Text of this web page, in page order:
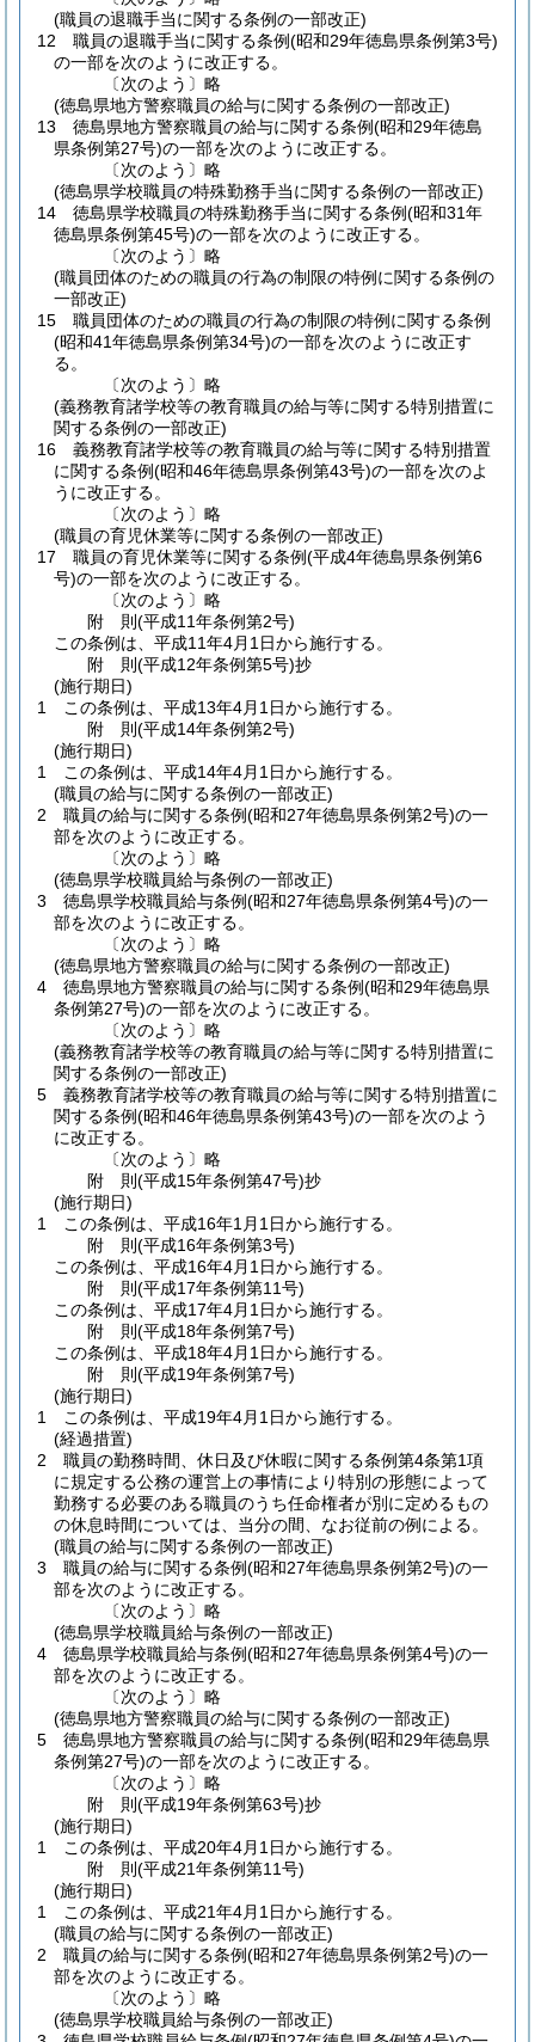
(職員の退職手当に関する条例の一部改正)
12
職員の退職手当に関する条例(昭和29年徳島県条例第3号)
の一部を次のように改正する。
〔次のよう〕略
(徳島県地方警察職員の給与に関する条例の一部改正)
13
徳島県地方警察職員の給与に関する条例(昭和29年徳島
県条例第27号)の一部を次のように改正する。
〔次のよう〕略
(徳島県学校職員の特殊勤務手当に関する条例の一部改正)
14
徳島県学校職員の特殊勤務手当に関する条例(昭和31年
徳島県条例第45号)の一部を次のように改正する。
〔次のよう〕略
(職員団体のための職員の行為の制限の特例に関する条例の
一部改正)
15
職員団体のための職員の行為の制限の特例に関する条例
(昭和41年徳島県条例第34号)の一部を次のように改正す
る。
〔次のよう〕略
(義務教育諸学校等の教育職員の給与等に関する特別措置に
関する条例の一部改正)
16
義務教育諸学校等の教育職員の給与等に関する特別措置
に関する条例(昭和46年徳島県条例第43号)の一部を次のよ
うに改正する。
〔次のよう〕略
(職員の育児休業等に関する条例の一部改正)
17
職員の育児休業等に関する条例(平成4年徳島県条例第6
号)の一部を次のように改正する。
〔次のよう〕略
附 則(平成11年条例第2号)
この条例は、平成11年4月1日から施行する。
附 則(平成12年条例第5号)抄
(施行期日)
1
この条例は、平成13年4月1日から施行する。
附 則(平成14年条例第2号)
(施行期日)
1
この条例は、平成14年4月1日から施行する。
(職員の給与に関する条例の一部改正)
2
職員の給与に関する条例(昭和27年徳島県条例第2号)の一
部を次のように改正する。
〔次のよう〕略
(徳島県学校職員給与条例の一部改正)
3
徳島県学校職員給与条例(昭和27年徳島県条例第4号)の一
部を次のように改正する。
〔次のよう〕略
(徳島県地方警察職員の給与に関する条例の一部改正)
4
徳島県地方警察職員の給与に関する条例(昭和29年徳島県
条例第27号)の一部を次のように改正する。
〔次のよう〕略
(義務教育諸学校等の教育職員の給与等に関する特別措置に
関する条例の一部改正)
5
義務教育諸学校等の教育職員の給与等に関する特別措置に
関する条例(昭和46年徳島県条例第43号)の一部を次のよう
に改正する。
〔次のよう〕略
附 則(平成15年条例第47号)抄
(施行期日)
1
この条例は、平成16年1月1日から施行する。
附 則(平成16年条例第3号)
この条例は、平成16年4月1日から施行する。
附 則(平成17年条例第11号)
この条例は、平成17年4月1日から施行する。
附 則(平成18年条例第7号)
この条例は、平成18年4月1日から施行する。
附 則(平成19年条例第7号)
(施行期日)
1
この条例は、平成19年4月1日から施行する。
(経過措置)
2
職員の勤務時間、休日及び休暇に関する条例第4条第1項
に規定する公務の運営上の事情により特別の形態によって
勤務する必要のある職員のうち任命権者が別に定めるもの
の休息時間については、当分の間、なお従前の例による。
(職員の給与に関する条例の一部改正)
3
職員の給与に関する条例(昭和27年徳島県条例第2号)の一
部を次のように改正する。
〔次のよう〕略
(徳島県学校職員給与条例の一部改正)
4
徳島県学校職員給与条例(昭和27年徳島県条例第4号)の一
部を次のように改正する。
〔次のよう〕略
(徳島県地方警察職員の給与に関する条例の一部改正)
5
徳島県地方警察職員の給与に関する条例(昭和29年徳島県
条例第27号)の一部を次のように改正する。
〔次のよう〕略
附 則(平成19年条例第63号)抄
(施行期日)
1
この条例は、平成20年4月1日から施行する。
附 則(平成21年条例第11号)
(施行期日)
1
この条例は、平成21年4月1日から施行する。
(職員の給与に関する条例の一部改正)
2
職員の給与に関する条例(昭和27年徳島県条例第2号)の一
部を次のように改正する。
〔次のよう〕略
(徳島県学校職員給与条例の一部改正)